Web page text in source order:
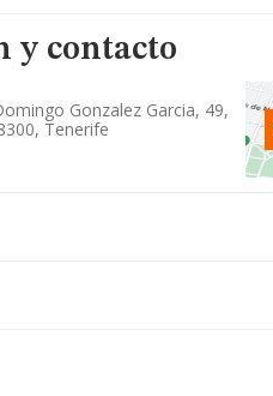
y contacto
Gonzalez Garcia, 49,
Tenerife